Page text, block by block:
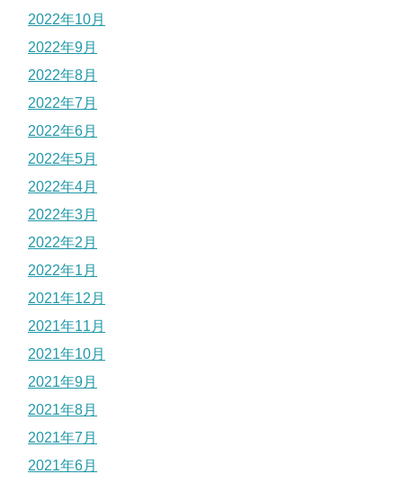
2022年10月
2022年9月
2022年8月
2022年7月
2022年6月
2022年5月
2022年4月
2022年3月
2022年2月
2022年1月
2021年12月
2021年11月
2021年10月
2021年9月
2021年8月
2021年7月
2021年6月